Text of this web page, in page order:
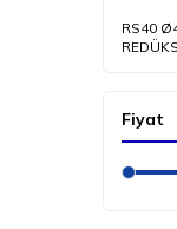
RS40
Fiyat